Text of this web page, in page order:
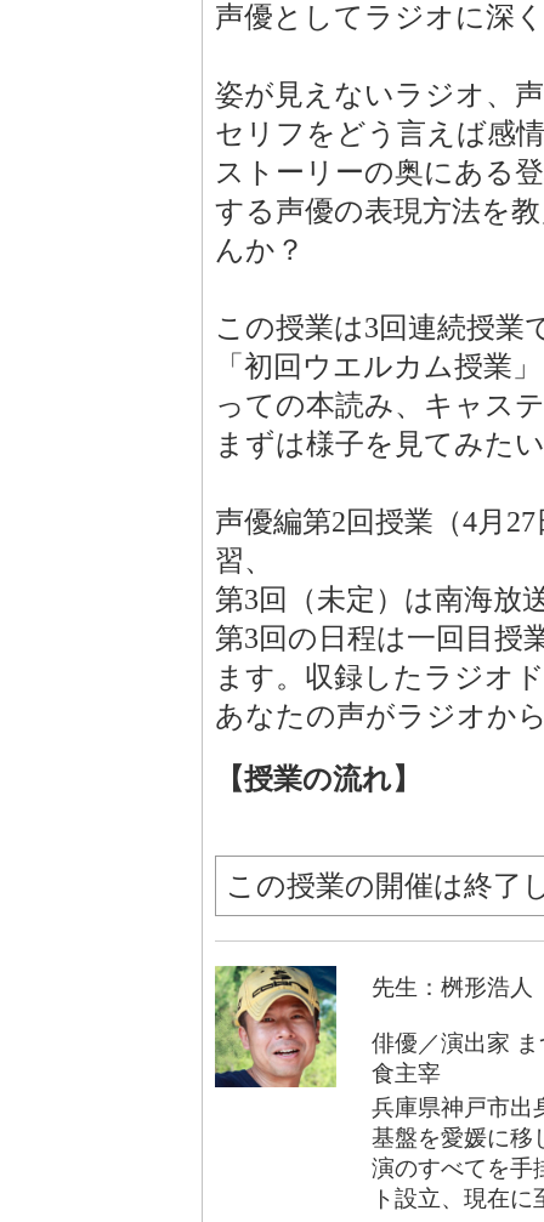
声優としてラジオに深
姿が見えないラジオ、
セリフをどう言えば感
ストーリーの奥にある
する声優の表現方法を
んか？
この授業は3回連続授業
「初回ウエルカム授業
っての本読み、キャス
まずは様子を見てみた
声優編第2回授業（4月
習、
第3回（未定）は南海放
第3回の日程は一回目授
ます。収録したラジオ
あなたの声がラジオか
【授業の流れ】
この授業の開催は終了
先生：桝形浩人
俳優／演出家
食主宰
兵庫県神戸市出
基盤を愛媛に移
演のすべてを手
ト設立、現在に